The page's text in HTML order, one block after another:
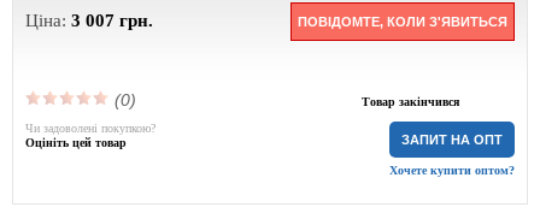
Ціна: 3 007 грн. ПОВІДОМТЕ, КОЛИ З'ЯВИТЬСЯ
(0) Товар закінчився
ЗАПИТ НА ОПТ
Хочете купити оптом?
Чи задоволені покупкою?
Оцініть цей товар